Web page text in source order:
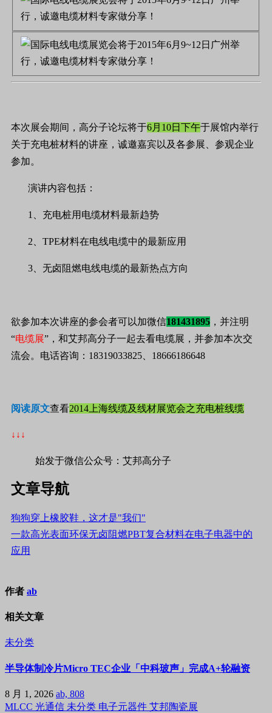
本次展会期间，高分子论坛将于6月 10日下午于展馆内举行
关于充电桩材料的讲座，诚邀嘉宾以及各参展、参观企业
参加。
演讲内容包括：
1 、充电桩用电缆材料最新趋势
2 TPE材料在电线电缆中的最新应用
3 、无卤阻燃电线电缆的最新热点方向
欲参加本次讲座的参会者可以加微信181431895 ，并注明
“电缆展”，和艾邦高分子一起去看电缆展，并参加本次交
流会。电话咨询：18319033825、18666186648
阅读原文查看2014上海线缆及线材展览会之充电桩线缆
↓↓↓
始发于微信公众号：艾邦高分子
文章导航
狗狗穿上橡胶鞋，这才是"我们"
一款高光表面环保无卤阻燃PBT复合材料在电子电器中的
应用
作者 ab
相关文章
未分类
半导体制冷片Micro TEC企业「中科玻声」完成A+轮融资
8 月 1, 2026 ab, 808
MLCC 光通信 未分类 电子元器件 艾邦陶瓷展